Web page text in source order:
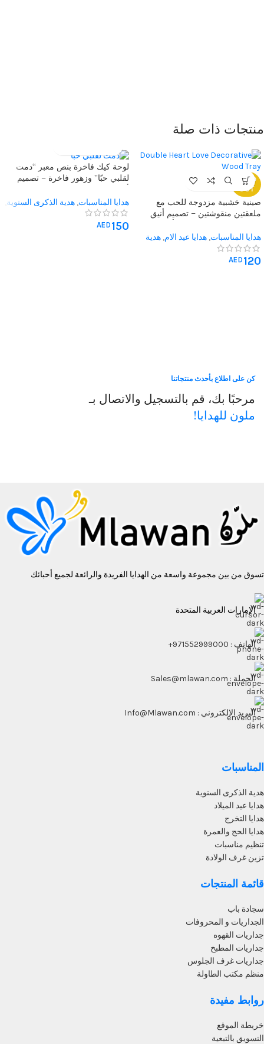
منتجات ذات صلة
SOLD
OUT
صينية خشبية مزدوجة للحب مع
ملعقتين منقوشتين – تصميم أنيق
طريقة.
هدايا المناسبات, هدايا عيد الام, هدية
الذكرى السنوية
AED 120
لوحة كيك فاخرة بنص معبر “دمت
لقلبي حبًا” وزهور فاخرة – تصميم
هدايا المناسبات, هدية الذكرى السنوية
هدية له,هدية لها
AED 150
كن على اطلاع بأحدث منتجاتنا
مرحبًا بك، قم بالتسجيل والاتصال بـ
ملون للهدايا!
تسوق من بين مجموعة واسعة من الهدايا الفريدة والرائعة لجميع أحبائك
الإمارات العربية المتحدة
الهاتف : 971552999000+
الجملة : Sales@mlawan.com
البريد الالكتروني : Info@Mlawan.com
المناسبات
هدية الذكرى السنوية
هدايا عيد الميلاد
هدايا التخرج
هدايا الحج والعمرة
تنظيم مناسبات
تزين غرف الولادة
قائمة المنتجات
سجادة باب
الجداريات و المحروفات
جداريات القهوه
جداريات المطبخ
جداريات غرف الجلوس
منظم مكتب الطاولة
روابط مفيدة
خريطة الموقع
التسويق بالتبعية